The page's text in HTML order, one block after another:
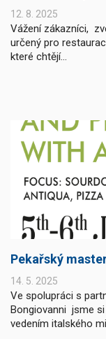
12. 8. 2025
Vážení zákazníci,
určený pro
které chtějí...
Pekařský
14. 5. 2025
Ve spolupráci s
Bongiovanni jsme
vedením italského